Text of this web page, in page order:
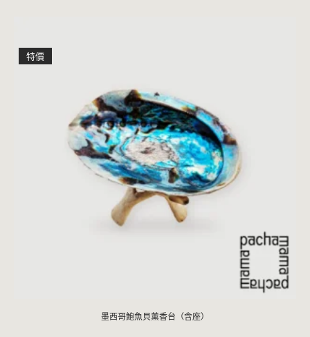
特價
墨西哥鮑魚貝薰香台（含座）